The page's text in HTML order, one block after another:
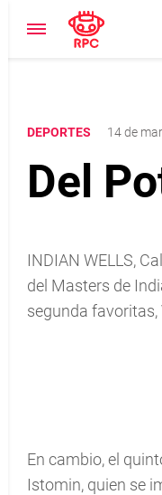
DEPORTES 14 de
Del
INDIAN WELLS,
del Masters de
segunda favoritas,
En cambio, el
Istomin, quien se